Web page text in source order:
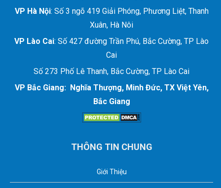
VP Hà Nội: Số 3 ngõ 419 Giải Phóng, Phương Liệt, Thanh
Xuân, Hà Nôi
VP Lào Cai: Số 427 đường Trần Phú, Bắc Cường, TP Lào
Cai
Số 273 Phố Lê Thanh, Bắc Cường, TP Lào Cai
VP Bắc Giang: Nghĩa Thượng, Minh Đức, TX Việt Yên,
Bắc Giang
THÔNG TIN CHUNG
Giới Thiệu